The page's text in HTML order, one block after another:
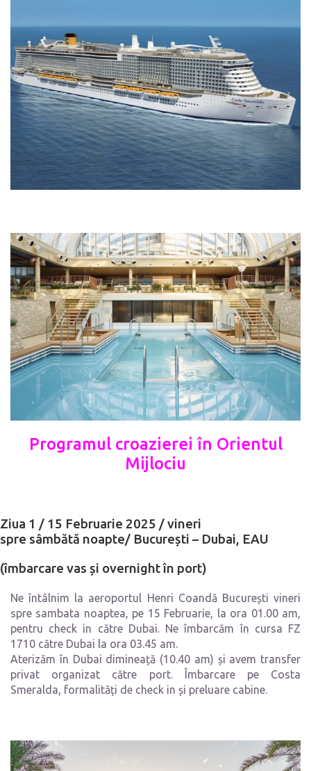
Programul croazierei în Orientul
Mijlociu
Ziua 1 / 15 Februarie 2025 / vineri
spre sâmbătă noapte/ București – Dubai, EAU
(îmbarcare vas și overnight în port)
Ne întâlnim la aeroportul Henri Coandă București vineri
spre sambata noaptea, pe 15 Februarie, la ora 01.00 am,
pentru check in către Dubai. Ne îmbarcăm în cursa FZ
1710 către Dubai la ora 03.45 am.
Aterizăm în Dubai dimineață (10.40 am) și avem transfer
privat organizat către port. Îmbarcare pe Costa
Smeralda, formalități de check in și preluare cabine.